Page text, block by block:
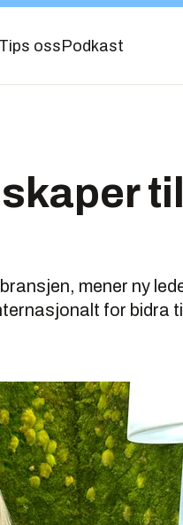
Tips oss Podkast
mener ny
for bidra